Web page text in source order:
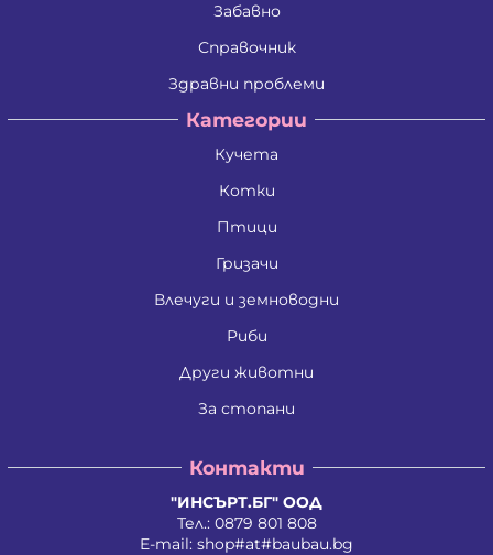
Забавно
Справочник
Здравни проблеми
Категории
Кучета
Котки
Птици
Гризачи
Влечуги и земноводни
Риби
Други животни
За стопани
Контакти
"ИНСЪРТ.БГ" ООД
Тел.: 0879 801 808
E-mail: shop#at#baubau.bg